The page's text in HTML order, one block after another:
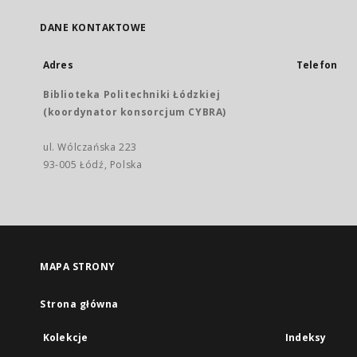
DANE KONTAKTOWE
Adres
Biblioteka Politechniki Łódzkiej
(koordynator konsorcjum CYBRA)
ul. Wólczańska 223
93-005 Łódź, Polska
Telefon
MAPA STRONY
Strona główna
Kolekcje Indeksy